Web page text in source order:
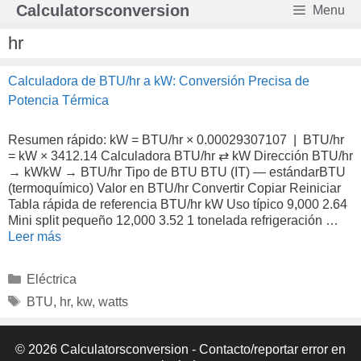
Saltar
contenido
Calculatorsconversion Menu
hr
Calculadora de BTU/hr a kW: Conversión Precisa de
Potencia Térmica
Resumen rápido: kW = BTU/hr × 0.00029307107 | BTU/hr
= kW × 3412.14 Calculadora BTU/hr ⇄ kW Dirección BTU/hr
→ kWkW → BTU/hr Tipo de BTU BTU (IT) — estándarBTU
(termoquímico) Valor en BTU/hr Convertir Copiar Reiniciar
Tabla rápida de referencia BTU/hr kW Uso típico 9,000 2.64
Mini split pequeño 12,000 3.52 1 tonelada refrigeración …
Leer más
Categorías
Eléctrica
Etiquetas
BTU, hr, kw, watts
© 2026 Calculatorsconversion - Contacto/reportar error en